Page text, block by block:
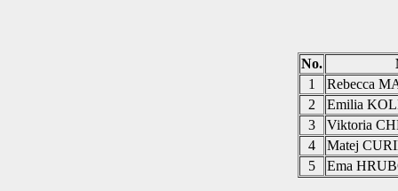
No.
1
Rebecca
2
Emilia
3
Viktoria
4
Matej
5
Ema